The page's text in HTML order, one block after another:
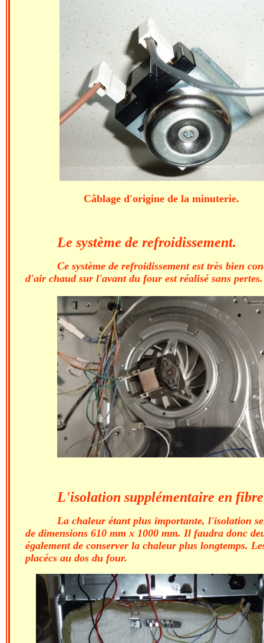
Câblage d'origine de la minuterie.
Le système de refroidissement.
Ce système de refroidissement est très bien
d'air chaud sur l'avant du four est réalisé sans
L'isolation supplémentaire en
La chaleur étant plus importante, l'isolation
de dimensions 610 mm x 1000 mm. Il faudra donc
également de conserver la chaleur plus longtemps.
placécs au dos du four.